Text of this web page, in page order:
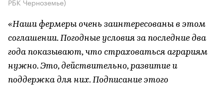
«Наши фермеры очень заинтересованы в этом
соглашении. Погодные условия за последние два
года показывают, что страховаться аграриям
нужно. Это, действительно, развитие и
поддержка для них. Подписание этого